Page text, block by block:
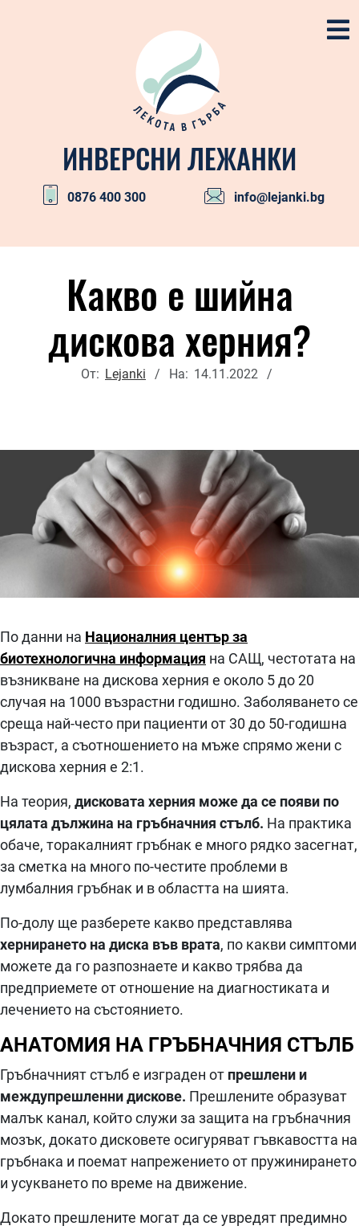
ИНВЕРСНИ ЛЕЖАНКИ
0876 400 300 info@lejanki.bg
Какво е шийна
дискова херния?
От: Lejanki На: 14.11.2022
По данни на Националния център за
биотехнологична информация на САЩ, честотата на
възникване на дискова херния е около 5 до 20
случая на 1000 възрастни годишно. Заболяването се
среща най-често при пациенти от 30 до 50-годишна
възраст, а съотношението на мъже спрямо жени с
дискова херния е 2:1.
На теория, дисковата херния може да се появи по
цялата дължина на гръбначния стълб. На практика
обаче, торакалният гръбнак е много рядко засегнат,
за сметка на много по-честите проблеми в
лумбалния гръбнак и в областта на шията.
По-долу ще разберете какво представлява
хернирането на диска във врата, по какви симптоми
можете да го разпознаете и какво трябва да
предприемете от отношение на диагностиката и
лечението на състоянието.
АНАТОМИЯ НА ГРЪБНАЧНИЯ СТЪЛБ
Гръбначният стълб е изграден от прешлени и
междупрешленни дискове. Прешлените образуват
малък канал, който служи за защита на гръбначния
мозък, докато дисковете осигуряват гъвкавостта на
гръбнака и поемат напрежението от пружинирането
и усукването по време на движение.
Докато прешлените могат да се увредят предимно